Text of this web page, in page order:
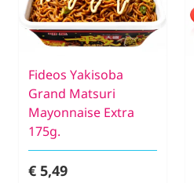
Fideos Yakisoba
Grand Matsuri
Mayonnaise Extra
175g.
€ 5,49